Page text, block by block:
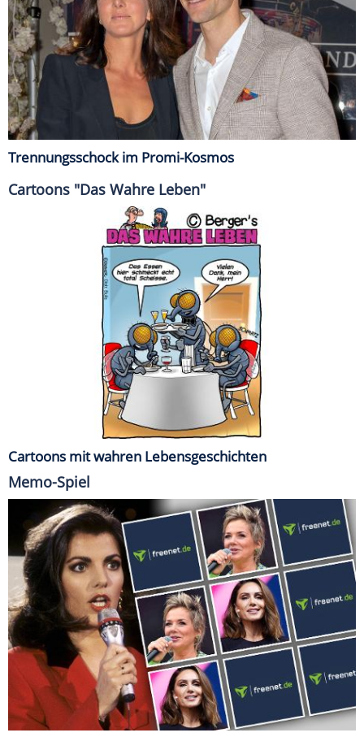
Trennungsschock im Promi-Kosmos
Cartoons "Das Wahre Leben"
Cartoons mit wahren Lebensgeschichten
Memo-Spiel